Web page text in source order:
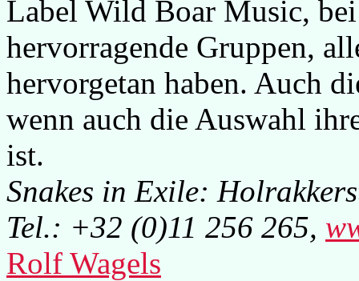
Label Wild Boar Music,
hervorragende Gruppen,
hervorgetan haben. Auch
wenn auch die Auswahl
ist.
Snakes in Exile:
Tel.: +32 (0)11 256 265,
Rolf Wagels